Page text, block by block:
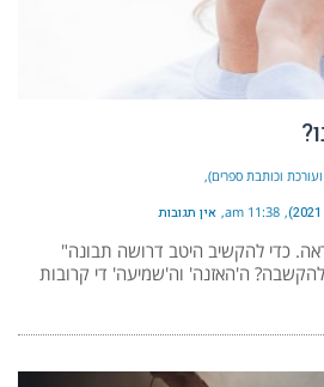
וכותבת ספרים)
11:38 am אין תגובות
כדי להקשיב היטב דרושה תבונה"
ה'האזנה' וה'שמיעה' די קרובות